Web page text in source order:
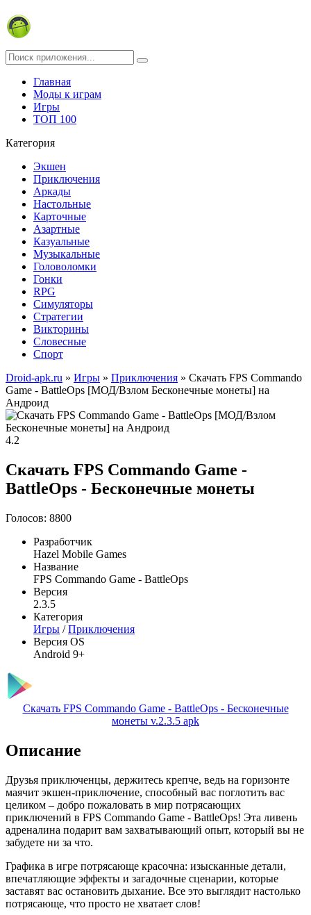
Главная
Моды к играм
Игры
ТОП 100
Категория
Экшен
Приключения
Аркады
Настольные
Карточные
Азартные
Казуальные
Музыкальные
Головоломки
Гонки
RPG
Симуляторы
Стратегии
Викторины
Словесные
Спорт
Droid-apk.ru » Игры » Приключения » Скачать FPS Commando
Game - BattleOps [МОД/Взлом Бесконечные монеты] на
Андроид
4.2
Скачать FPS Commando Game -
BattleOps - Бесконечные монеты
Голосов: 8800
Разработчик
Hazel Mobile Games
Название
FPS Commando Game - BattleOps
Версия
2.3.5
Категория
Игры /Приключения
Версия OS
Android 9+
Скачать FPS Commando Game - BattleOps - Бесконечные
монеты v.2.3.5 apk
Описание
Друзья приключенцы, держитесь крепче, ведь на горизонте
маячит экшен-приключение, способный вас поглотить вас
целиком – добро пожаловать в мир потрясающих
приключений в FPS Commando Game - BattleOps! Эта ливень
адреналина подарит вам захватывающий опыт, который вы не
забудете ни за что.
Графика в игре потрясающе красочна: изысканные детали,
впечатляющие эффекты и загадочные сценарии, которые
заставят вас остановить дыхание. Все это выглядит настолько
потрясающе, что просто не хватает слов!